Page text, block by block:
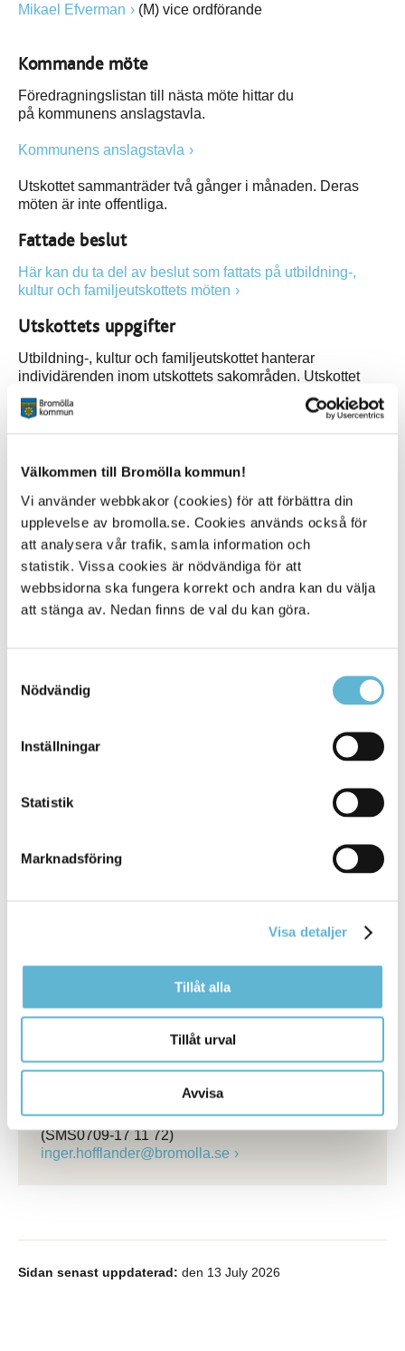
Välkommen till Bromölla kommun!
Vi använder webbkakor (cookies) för att förbättra din
upplevelse av bromolla.se. Cookies används också för
att analysera vår trafik, samla information och
statistik. Vissa cookies är nödvändiga för att
webbsidorna ska fungera korrekt och andra kan du välja
att stänga av. Nedan finns de val du kan göra.
Nödvändig
Inställningar
Statistik
Marknadsföring
Visa detaljer
Tillåt alla
Tillåt urval
Avvisa
Mikael Efverman
(M) vice ordförande
Kommande möte
Föredragningslistan till nästa möte hittar du
på kommunens anslagstavla.
Kommunens anslagstavla
Utskottet sammanträder två gånger i månaden. Deras
möten är inte offentliga.
Fattade beslut
Här kan du ta del av beslut som fattats på utbildning-,
kultur och familjeutskottets möten
Utskottets uppgifter
Utbildning-, kultur och familjeutskottet hanterar
individärenden inom utskottets sakområden. Utskottet
bereder ärenden till kommunstyrelsen inom följande
områden:
sägs om socialnämnd
Det offentliga skolväsendet för barn, ungdomar och
vuxna
Kommunal vuxenutbildning i form av
grundläggande vuxenutbildning, inklusive svenska
för invandrare
Grundläggande gymnasial vuxenutbildning och
alternativ (IMA) och språkintroduktion (IMS).
Kultur och fritid
Kontakt
kommunstyrelsen@bromolla.se
0456-82 21 72
(SMS0709-17 11 72)
inger.hofflander@bromolla.se
Sidan senast uppdaterad: den 13 July 2026